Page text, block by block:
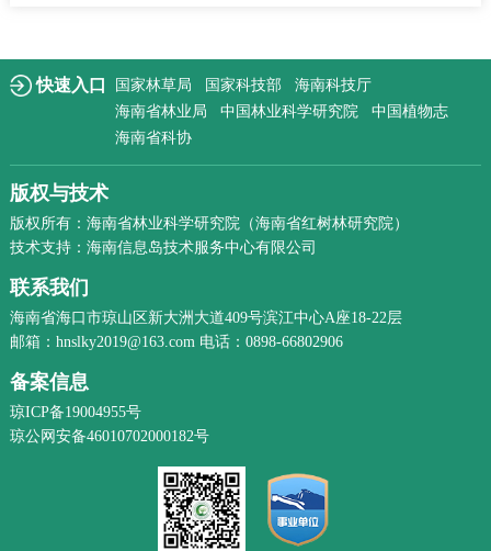
快速入口 国家林草局 国家科技部
海南科技厅
海南省林业局
中国林业科学研究院
中国植物志
海南省科协
版权与技术
版权所有：海南省林业科学研究院（海南省红树林研究院）
技术支持：海南信息岛技术服务中心有限公司
联系我们
海南省海口市琼山区新大洲大道409号滨江中心A座18-22层
邮箱：hnslky2019@163.com 电话：0898-66802906
备案信息
琼ICP备19004955号
琼公网安备46010702000182号